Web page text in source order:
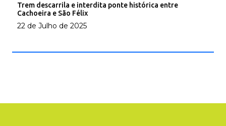
Trem descarrila e interdita ponte histórica entre
Cachoeira e São Félix
22 de Julho de 2025